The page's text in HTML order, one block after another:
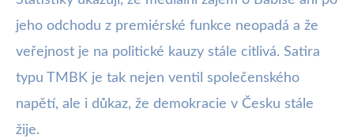
jeho odchodu z premiérské funkce neopadá a že
veřejnost je na politické kauzy stále citlivá. Satira
typu TMBK je tak nejen ventil společenského
napětí, ale i důkaz, že demokracie v Česku stále
žije.